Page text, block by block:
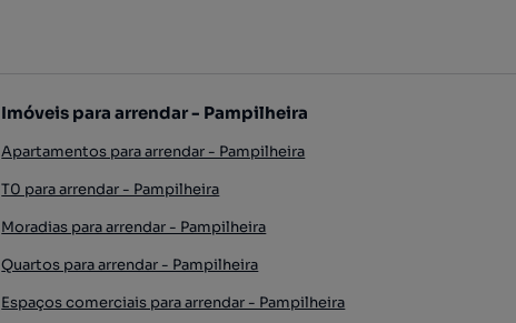
Imóveis para arrendar - Pampilheira
Apartamentos para arrendar - Pampilheira
T0 para arrendar - Pampilheira
Moradias para arrendar - Pampilheira
Quartos para arrendar - Pampilheira
Espaços comerciais para arrendar - Pampilheira